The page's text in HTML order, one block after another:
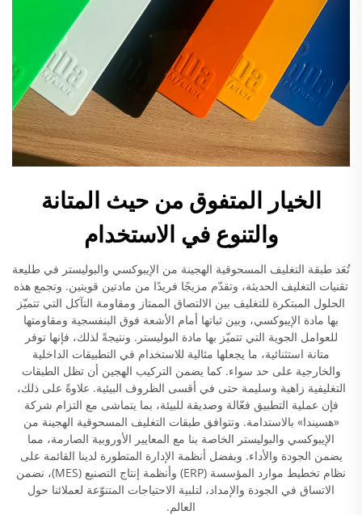
الخيار المتفوق من حيث المتانة
والتنوع في الاستخدام
تُعَد طبقة التغليف المسحوقية الهجينة من الإيبوكسي والبوليستر في طليعة
تقنيات التغليف الحديثة، وتقدّم مزيجًا فريدًا من مادتين قويتين. وتجمع هذه
الحلول المبتكرة للتغليف بين الالتصاق الممتاز ومقاومة التآكل التي تتميّز
بها مادة الإيبوكسي، وبين ثباتها أمام الأشعة فوق البنفسجية ومقاومتها
للعوامل الجوية التي تتميّز بها مادة البوليستر. ونتيجةً لذلك، فإنها توفر
متانة استثنائية، ما يجعلها مثالية للاستخدام في التطبيقات الداخلية
والخارجية على حد سواء. كما يضمن التركيب الهجين أن تظل الطبقات
التغليفية زاهية وسليمة حتى في أقسى الظروف البيئية. علاوةً على ذلك،
فإن عملية التطبيق فعّالة وصديقة للبيئة، بما يتماشى مع التزام شركة
«هسيندا» بالاستدامة. وتتوافق طبقات التغليف المسحوقية الهجينة من
الإيبوكسي والبوليستر الخاصة بنا مع المعايير الأوروبية الصارمة، مما
يضمن الجودة والأداء. وبفضل أنظمة الإدارة المتطورة لدينا القائمة على
نظام تخطيط موارد المؤسسة (ERP) وأنظمة إنتاج التصنيع (MES)، نضمن
الاتساق في الجودة والإمداد، لتلبية الاحتياجات المتنوّعة لعملائنا حول
العالم.